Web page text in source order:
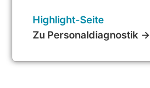
Highlight-Seite
Zu Personaldiagnostik →